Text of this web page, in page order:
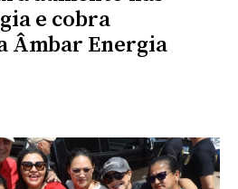
e cobra
Âmbar Energia